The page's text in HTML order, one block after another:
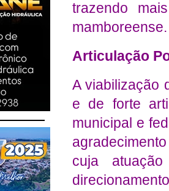
trazendo
mamboreense.
Articulação
A viabilização
e de forte
municipal e
cuja